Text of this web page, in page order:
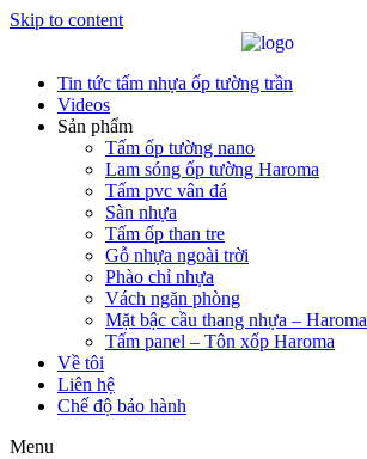
Skip to content
Tin tức tấm nhựa ốp tường trần
Videos
Sản phẩm
Tấm ốp tường nano
Lam sóng ốp tường Haroma
Tấm pvc vân đá
Sàn nhựa
Tấm ốp than tre
Gỗ nhựa ngoài trời
Phào chỉ nhựa
Vách ngăn phòng
Mặt bậc cầu thang nhựa – Haroma
Tấm panel – Tôn xốp Haroma
Về tôi
Liên hệ
Chế độ bảo hành
Menu